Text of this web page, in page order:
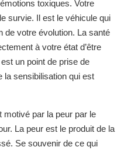
toxiques. Votre
survie. Il est le véhicule qui
de votre évolution. La santé
à votre état d’être
un point de prise de
la sensibilisation qui est
par la peur par le
La peur est le produit de la
Se souvenir de ce qui